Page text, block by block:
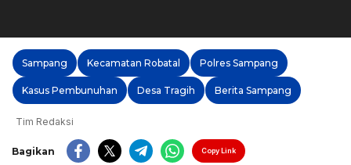
Sampang Kecamatan Robatal Polres Sampang
Kasus Pembunuhan Desa Tragih Berita Sampang
Tim Redaksi
Bagikan Copy Link